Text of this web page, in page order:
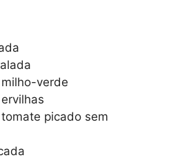
verde
picado sem